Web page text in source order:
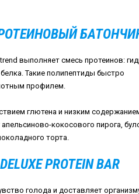
выполняет смесь протеинов:
Такие полипептиды быстро
профилем.
глютена и низким
кокосового пирога,
торта.
PROTEIN BAR
голода и доставляет